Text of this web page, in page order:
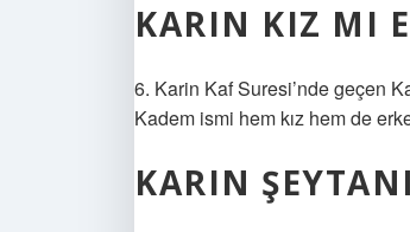
KARIN KIZ MI
6. Karin Kaf Suresi’nde geçen
Kadem ismi hem kız hem de
KARIN